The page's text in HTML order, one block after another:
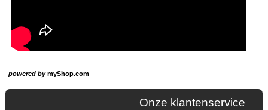
powered bymyShop.com
Onze klantenservice